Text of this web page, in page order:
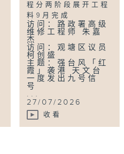
程分两阶段展开工程
料9月完成
访问：路政署高级
维修工程师 朱嘉
杰
访问：观塘区议员
柯创盛
主题：强台风「红
霞」袭港 天文台
一度发出九号信
号
...
27/07/2026
收看